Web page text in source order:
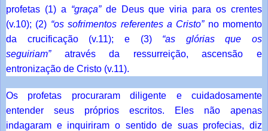
profetas (1) a “graça”de Deus que viria para os crentes
(v.10); (2) “os sofrimentos referentes a Cristo”no momento
da crucificação (v.11); e (3) “as glórias que os
seguiriam”através da ressurreição, ascensão e
entronização de Cristo (v.11).
Os profetas procuraram diligente e cuidadosamente
entender seus próprios escritos. Eles não apenas
indagaram e inquiriram o sentido de suas profecias, diz